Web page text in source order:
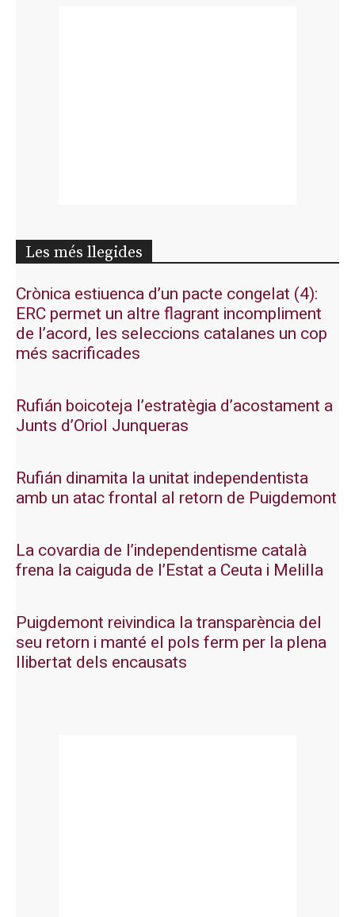
Les més llegides
Crònica estiuenca d’un pacte congelat (4):
ERC permet un altre flagrant incompliment
de l’acord, les seleccions catalanes un cop
més sacrificades
Rufián boicoteja l’estratègia d’acostament a
Junts d’Oriol Junqueras
Rufián dinamita la unitat independentista
amb un atac frontal al retorn de Puigdemont
La covardia de l’independentisme català
frena la caiguda de l’Estat a Ceuta i Melilla
Puigdemont reivindica la transparència del
seu retorn i manté el pols ferm per la plena
llibertat dels encausats